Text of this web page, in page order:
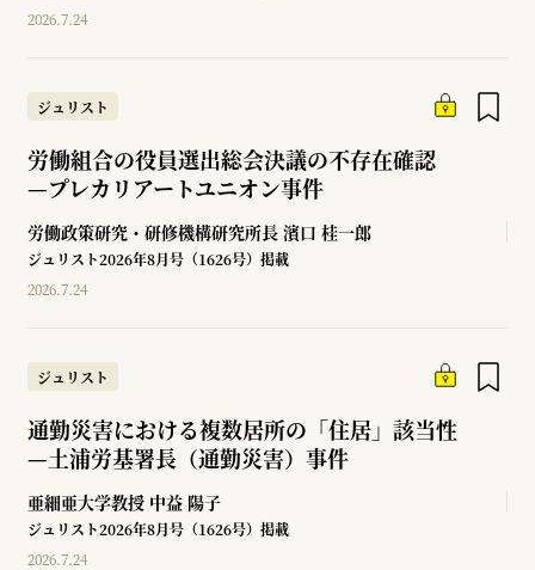
2026.7.24
ジュリスト
労働組合の役員選出総会決議の不存在確認
—プレカリアートユニオン事件
労働政策研究・研修機構研究所長 濱口 桂一郎
ジュリスト2026年8月号（1626号）掲載
2026.7.24
ジュリスト
通勤災害における複数居所の「住居」該当性
—土浦労基署長（通勤災害）事件
亜細亜大学教授 中益 陽子
ジュリスト2026年8月号（1626号）掲載
2026.7.24